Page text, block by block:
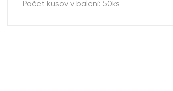
Počet kusov v balení: 50ks